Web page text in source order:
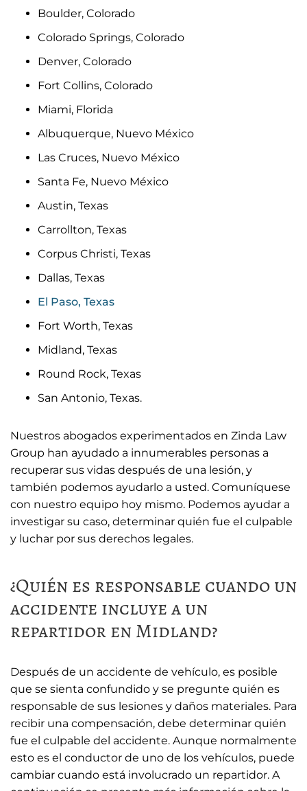
Boulder, Colorado
Colorado Springs, Colorado
Denver, Colorado
Fort Collins, Colorado
Miami, Florida
Albuquerque, Nuevo México
Las Cruces, Nuevo México
Santa Fe, Nuevo México
Austin, Texas
Carrollton, Texas
Corpus Christi, Texas
Dallas, Texas
El Paso, Texas
Fort Worth, Texas
Midland, Texas
Round Rock, Texas
San Antonio, Texas.
Nuestros abogados experimentados en Zinda Law
Group han ayudado a innumerables personas a
recuperar sus vidas después de una lesión, y
también podemos ayudarlo a usted. Comuníquese
con nuestro equipo hoy mismo. Podemos ayudar a
investigar su caso, determinar quién fue el culpable
y luchar por sus derechos legales.
¿Quién es responsable cuando un
accidente incluye a un
repartidor en Midland?
Después de un accidente de vehículo, es posible
que se sienta confundido y se pregunte quién es
responsable de sus lesiones y daños materiales. Para
recibir una compensación, debe determinar quién
fue el culpable del accidente. Aunque normalmente
esto es el conductor de uno de los vehículos, puede
cambiar cuando está involucrado un repartidor. A